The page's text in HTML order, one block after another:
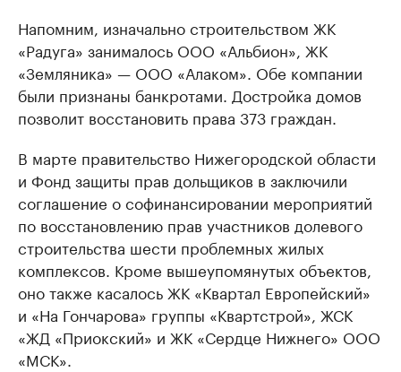
Напомним, изначально строительством ЖК
«Радуга» занималось ООО «Альбион», ЖК
«Земляника» — ООО «Алаком». Обе компании
были признаны банкротами. Достройка домов
позволит восстановить права 373 граждан.
В марте правительство Нижегородской области
и Фонд защиты прав дольщиков в заключили
соглашение о софинансировании мероприятий
по восстановлению прав участников долевого
строительства шести проблемных жилых
комплексов. Кроме вышеупомянутых объектов,
оно также касалось ЖК «Квартал Европейский»
и «На Гончарова» группы «Квартстрой», ЖСК
«ЖД «Приокский» и ЖК «Сердце Нижнего» ООО
«МСК».